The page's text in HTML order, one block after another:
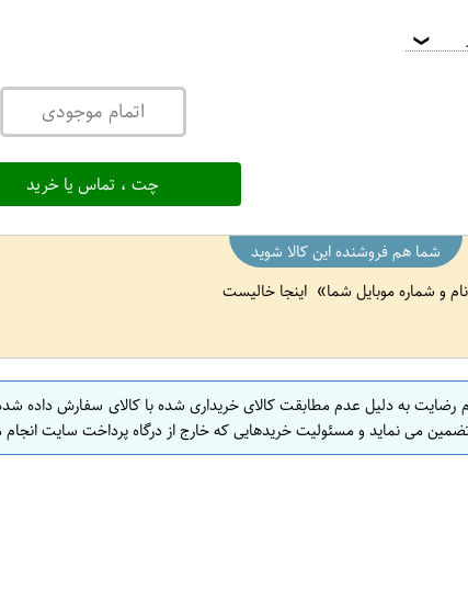
❯
اتمام موجودی
چت ، تماس یا خرید
شما هم فروشنده این کالا شوید
نام و شماره موبایل شما اینجا خالیست
رضایت به دلیل عدم مطابقت کالای خریداری شده با کالای سفارش داده
می نماید و مسئولیت خریدهایی که خارج از درگاه پرداخت سایت انجام